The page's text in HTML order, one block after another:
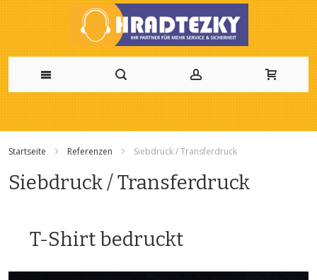
Zum
Startseite Referenzen Siebdruck / Transferdruck
Siebdruck / Transferdruck
T-Shirt bedruckt